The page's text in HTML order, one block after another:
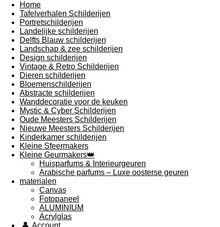
Home
Tafelverhalen Schilderijen
Portretschilderijen
Landelijke schilderijen
Delfts Blauw schilderijen
Landschap & zee schilderijen
Design schilderijen
Vintage & Retro Schilderijen
Dieren schilderijen
Bloemenschilderijen
Abstracte schilderijen
Wanddecoratie voor de keuken
Mystic & Cyber Schilderijen
Oude Meesters Schilderijen
Nieuwe Meesters Schilderijen
Kinderkamer schilderijen
Kleine Sfeermakers
Kleine Geurmakers👑
Huisparfums & Interieurgeuren
Arabische parfums – Luxe oosterse geuren
materialen
Canvas
Fotopaneel
ALUMINIUM
Acrylglas